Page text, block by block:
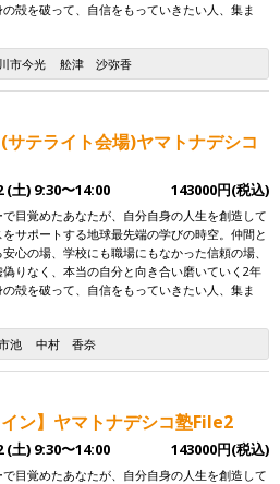
殻を破って、自信をもっていきたい人、集ま
市今光 舩津 沙弥香
(サテライト会場)ヤマトナデシコ
(土) 9:30〜14:00 143000円(税込)
目覚めたあなたが、自分自身の人生を創造して
サポートする地球最先端の学びの時空。仲間と
心の場、学校にも職場にもなかった信頼の場、
偽りなく、本当の自分と向き合い磨いていく2年
殻を破って、自信をもっていきたい人、集ま
池 中村 香奈
イン】ヤマトナデシコ塾File2
(土) 9:30〜14:00 143000円(税込)
目覚めたあなたが、自分自身の人生を創造して